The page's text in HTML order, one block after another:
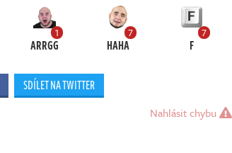
1
ARRGG
7
HAHA
7
F
SDÍLET NA TWITTER
Nahlásit chybu